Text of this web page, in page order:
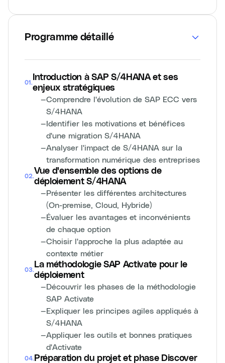
Programme détaillé
01 .
Introduction à SAP S/4HANA et ses
enjeux stratégiques
—Comprendre l'évolution de SAP ECC vers
S/4HANA
—Identifier les motivations et bénéfices
d'une migration S/4HANA
—Analyser l'impact de S/4HANA sur la
transformation numérique des entreprises
02.
Vue d'ensemble des options de
déploiement S/4HANA
—Présenter les différentes architectures
(On-premise, Cloud, Hybride)
—Évaluer les avantages et inconvénients
de chaque option
—Choisir l'approche la plus adaptée au
contexte métier
03.
La méthodologie SAP Activate pour le
déploiement
—Découvrir les phases de la méthodologie
SAP Activate
—Expliquer les principes agiles appliqués à
S/4HANA
—Appliquer les outils et bonnes pratiques
d'Activate
04. Préparation du projet et phase Discover